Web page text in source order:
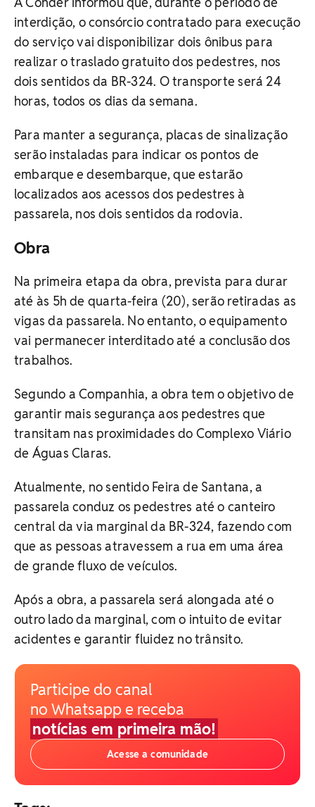
interdição, o consórcio contratado para execução
do serviço vai disponibilizar dois ônibus para
realizar o traslado gratuito dos pedestres, nos
dois sentidos da BR-324. O transporte será 24
horas, todos os dias da semana.
Para manter a segurança, placas de sinalização
serão instaladas para indicar os pontos de
embarque e desembarque, que estarão
localizados aos acessos dos pedestres à
passarela, nos dois sentidos da rodovia.
Obra
Na primeira etapa da obra, prevista para durar
até às 5h de quarta-feira (20), serão retiradas as
vigas da passarela. No entanto, o equipamento
vai permanecer interditado até a conclusão dos
trabalhos.
Segundo a Companhia, a obra tem o objetivo de
garantir mais segurança aos pedestres que
transitam nas proximidades do Complexo Viário
de Águas Claras.
Atualmente, no sentido Feira de Santana, a
passarela conduz os pedestres até o canteiro
central da via marginal da BR-324, fazendo com
que as pessoas atravessem a rua em uma área
de grande fluxo de veículos.
Após a obra, a passarela será alongada até o
outro lado da marginal, com o intuito de evitar
acidentes e garantir fluidez no trânsito.
Participe do canal
no Whatsapp e receba
notícias em primeira mão!
Acesse a comunidade